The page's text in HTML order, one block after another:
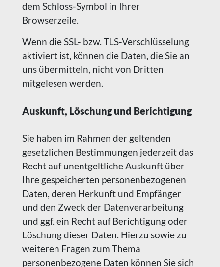
dem Schloss-Symbol in Ihrer
Browserzeile.
Wenn die SSL- bzw. TLS-Verschlüsselung
aktiviert ist, können die Daten, die Sie an
uns übermitteln, nicht von Dritten
mitgelesen werden.
Auskunft, Löschung und Berichtigung
Sie haben im Rahmen der geltenden
gesetzlichen Bestimmungen jederzeit das
Recht auf unentgeltliche Auskunft über
Ihre gespeicherten personenbezogenen
Daten, deren Herkunft und Empfänger
und den Zweck der Datenverarbeitung
und ggf. ein Recht auf Berichtigung oder
Löschung dieser Daten. Hierzu sowie zu
weiteren Fragen zum Thema
personenbezogene Daten können Sie sich